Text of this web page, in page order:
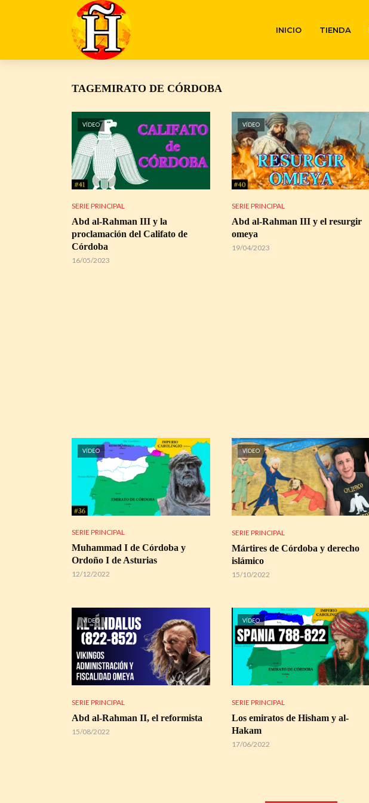
INICIO TIENDA
TAGEMIRATO DE CÓRDOBA
VÍDEO
SERIE PRINCIPAL
Abd al-Rahman III y la
proclamación del Califato de
Córdoba
16/05/2023
VÍDEO
SERIE PRINCIPAL
Abd al-Rahman III y el resurgir
omeya
19/04/2023
VÍDEO
SERIE PRINCIPAL
Muhammad I de Córdoba y
Ordoño I de Asturias
12/12/2022
VÍDEO
SERIE PRINCIPAL
Mártires de Córdoba y derecho
islámico
15/10/2022
VÍDEO
SERIE PRINCIPAL
Abd al-Rahman II, el reformista
15/08/2022
VÍDEO
SERIE PRINCIPAL
Los emiratos de Hisham y al-
Hakam
17/06/2022